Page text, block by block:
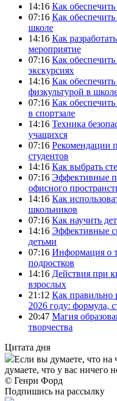
14:16 Как
07:16 Как
школе
14:16 Как
мероприятие
07:16 Как
экскурсиях
14:16 Как обеспечить
физкультурой в
07:16 Как
в спортзале
14:16 Техника
учащихся
07:16 Рекомендации
студентов
14:16 Как выбрать
07:16 Эффективные
офисного
14:16 Как
школьников
07:16 Как научить
14:16 Эффективные
детьми
07:16 Информация о
подростков
14:16 Действия при
взрослых
21:12 Как правильно
2026 году: формула,
20:47 Магия
творчества
Цитата дня
Если вы думаете, что на
думаете, что у вас ничего
© Генри Форд
Подпишись на рассылку